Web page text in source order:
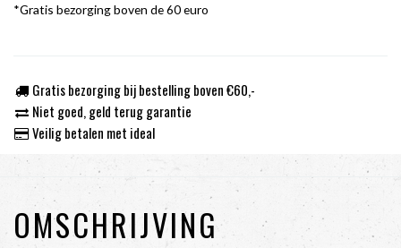
*Gratis bezorging boven de 60 euro
Gratis bezorging bij bestelling boven €60,-
Niet goed, geld terug garantie
Veilig betalen met ideal
OMSCHRIJVING